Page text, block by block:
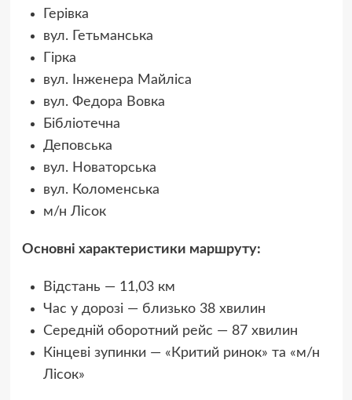
Герівка
вул. Гетьманська
Гірка
вул. Інженера Майліса
вул. Федора Вовка
Бібліотечна
Деповська
вул. Новаторська
вул. Коломенська
м/н Лісок
Основні характеристики маршруту:
Відстань — 11,03 км
Час у дорозі — близько 38 хвилин
Середній оборотний рейс — 87 хвилин
Кінцеві зупинки — «Критий ринок» та «м/н
Лісок»